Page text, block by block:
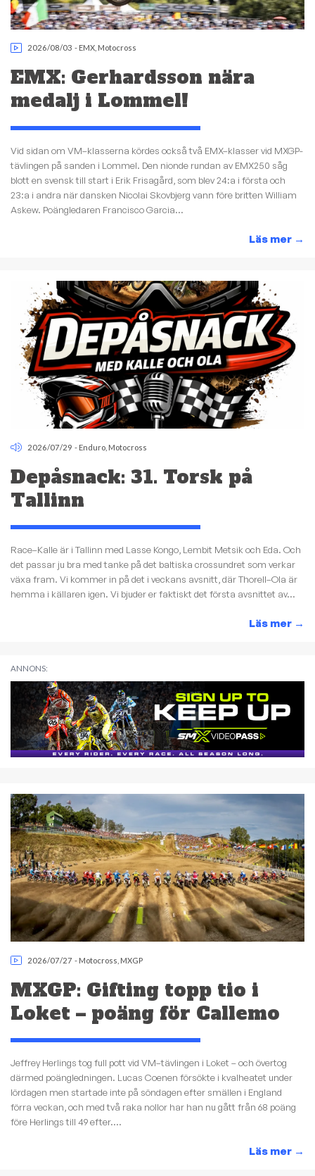
2026/08/03 - EMX Motocross
EMX: Gerhardsson nära
medalj i Lommel!
Vid sidan om VM–klasserna kördes också två EMX–klasser vid MXGP-
tävlingen på sanden i Lommel. Den nionde rundan av EMX250 såg
blott en svensk till start i Erik Frisagård, som blev 24:a i första och
23:a i andra när dansken Nicolai Skovbjerg vann före britten William
Askew. Poängledaren Francisco Garcia...
Läs mer →
2026/07/29 - Enduro Motocross
Depåsnack: 31. Torsk på
Tallinn
Race–Kalle är i Tallinn med Lasse Kongo, Lembit Metsik och Eda. Och
det passar ju bra med tanke på det baltiska crossundret som verkar
växa fram. Vi kommer in på det i veckans avsnitt, där Thorell–Ola är
hemma i källaren igen. Vi bjuder er faktiskt det första avsnittet av...
Läs mer →
ANNONS:
2026/07/27 - Motocross MXGP
MXGP: Gifting topp tio i
Loket – poäng för Callemo
Jeffrey Herlings tog full pott vid VM–tävlingen i Loket – och övertog
därmed poängledningen. Lucas Coenen försökte i kvalheatet under
lördagen men startade inte på söndagen efter smällen i England
förra veckan, och med två raka nollor har han nu gått från 68 poäng
före Herlings till 49 efter....
Läs mer →